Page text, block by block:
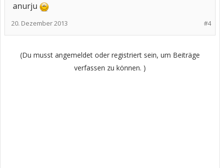
anurju
#4
20. Dezember 2013
(Du musst angemeldet oder registriert sein, um Beiträge
verfassen zu können. )